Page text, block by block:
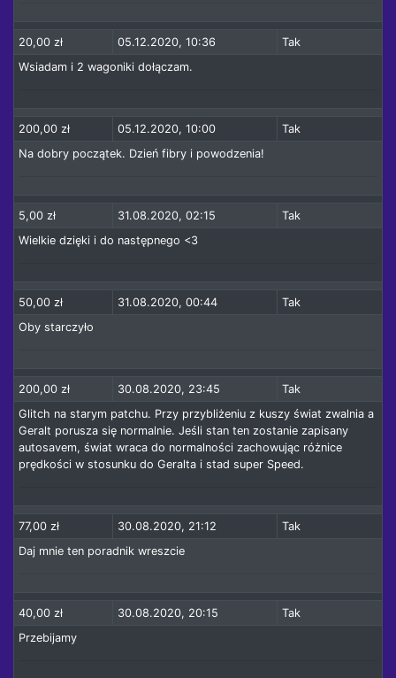
20,00 zł 05.12.2020, 10:36
Tak
Wsiadam i 2 wagoniki dołączam.
200,00 zł 05.12.2020, 10:00
Tak
Na dobry początek. Dzień fibry i powodzenia!
5,00 zł 31.08.2020, 02:15
Tak
Wielkie dzięki i do następnego <3
50,00 zł 31.08.2020, 00:44
Tak
Oby starczyło
200,00 zł 30.08.2020, 23:45
Tak
Glitch na starym patchu. Przy przybliżeniu z kuszy świat zwalnia a
Geralt porusza się normalnie. Jeśli stan ten zostanie zapisany
autosavem, świat wraca do normalności zachowując różnice
prędkości w stosunku do Geralta i stad super Speed.
77,00 zł 30.08.2020, 21:12
Tak
Daj mnie ten poradnik wreszcie
40,00 zł 30.08.2020, 20:15
Tak
Przebijamy